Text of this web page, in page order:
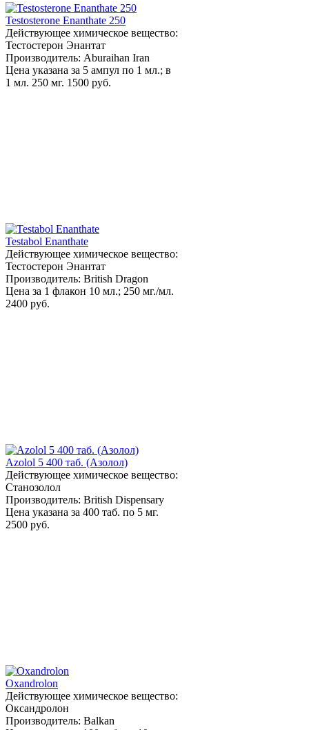
Testosterone Enanthate 250
Действующее химическое вещество:
Тестостерон Энантат
Производитель: Aburaihan Iran
Цена указана за 5 ампул по 1 мл.; в
1 мл. 250 мг. 1500 руб.
Testabol Enanthate
Действующее химическое вещество:
Тестостерон Энантат
Производитель: British Dragon
Цена за 1 флакон 10 мл.; 250 мг./мл.
2400 руб.
Azolol 5 400 таб. (Азолол)
Действующее химическое вещество:
Станозолол
Производитель: British Dispensary
Цена указана за 400 таб. по 5 мг.
2500 руб.
Oxandrolon
Действующее химическое вещество:
Оксандролон
Производитель: Balkan